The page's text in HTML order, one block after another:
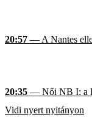
20:57 — A Nantes
20:35 — Női NB I: a
Vidi nyert nyitányon